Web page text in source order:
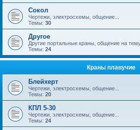
Сокол
Чертежи, электросхемы, общение...
Темы: 30
Другое
Другие портальные краны, общение на
Темы: 24
Краны плавучие
Блейхерт
Чертежи, электросхемы, общение...
Темы: 20
КПЛ 5-30
Чертежи, электросхемы, общение...
Темы: 24